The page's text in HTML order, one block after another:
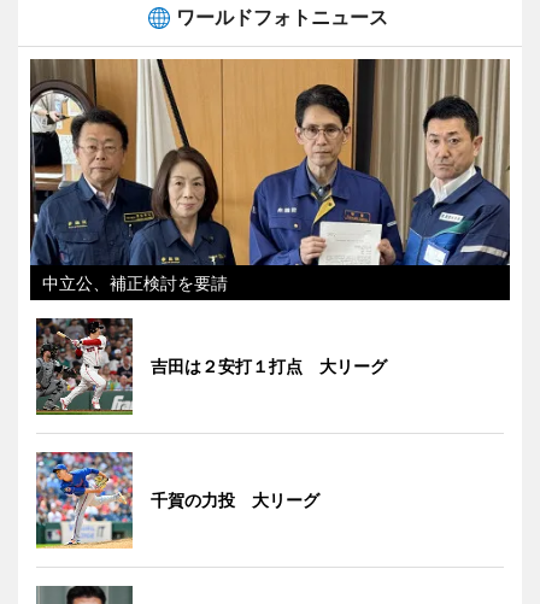
ワールドフォトニュース
中立公、補正検討を要請
吉田は２安打１打点 大リーグ
千賀の力投 大リーグ